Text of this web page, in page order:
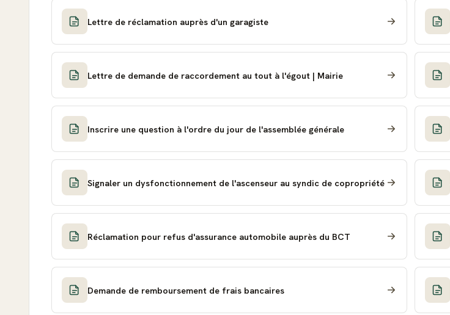
Lettre de réclamation auprès d'un garagiste
Lettre de demande de raccordement au tout à l'égout | Mairie
Inscrire une question à l'ordre du jour de l'assemblée générale
Signaler un dysfonctionnement de l'ascenseur au syndic de copropriété
Réclamation pour refus d'assurance automobile auprès du BCT
Demande de remboursement de frais bancaires